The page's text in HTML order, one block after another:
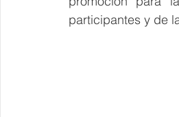
participantes y de